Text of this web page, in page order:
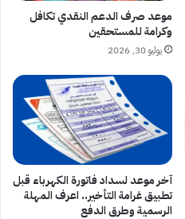
موعد صرف الدعم النقدي تكافل
وكرامة للمستحقين
يوليو 30, 2026
آخر موعد لسداد فاتورة الكهرباء قبل
تطبيق غرامة التأخير.. اعرف المهلة
الرسمية وطرق الدفع